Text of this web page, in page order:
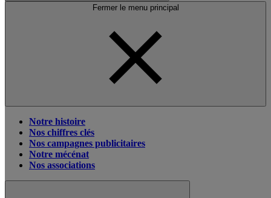
Fermer le menu principal
Notre histoire
Nos chiffres clés
Nos campagnes publicitaires
Notre mécénat
Nos associations